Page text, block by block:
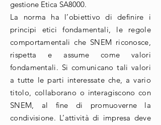
gestione Etica SA8000.
La norma ha l’obiettivo di definire i
principi etici fondamentali, le regole
comportamentali che SNEM riconosce,
rispetta e assume come valori
fondamentali. Si comunicano tali valori
a tutte le parti interessate che, a vario
titolo, collaborano o interagiscono con
SNEM, al fine di promuoverne la
condivisione. L’attività di impresa deve